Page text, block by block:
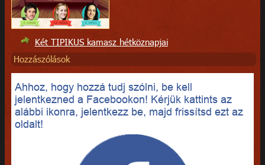
Két TIPIKUS kamasz hétköznapjai
Hozzászólások
Ahhoz, hogy hozzá tudj szólni, be kell
jelentkezned a Facebookon! Kérjük kattints az
alábbi ikonra, jelentkezz be, majd frissítsd ezt az
oldalt!